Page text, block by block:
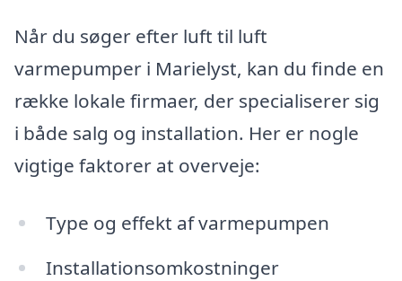
Når du søger efter luft til luft
varmepumper i Marielyst, kan du finde en
række lokale firmaer, der specialiserer sig
i både salg og installation. Her er nogle
vigtige faktorer at overveje:
Type og effekt af varmepumpen
Installationsomkostninger